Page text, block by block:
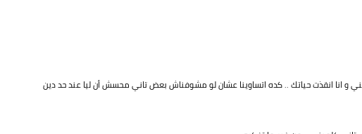
و انا انقذت حياتك .. كده اتساوينا عشان لو مشوفناش بعض تاني محسش أن ليا عند حد دين